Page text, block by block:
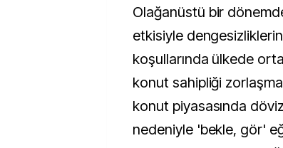
Olağanüstü bir
etkisiyle
koşullarında ülkede
konut sahipliği
konut piyasasında
nedeniyle 'bekle, gör'